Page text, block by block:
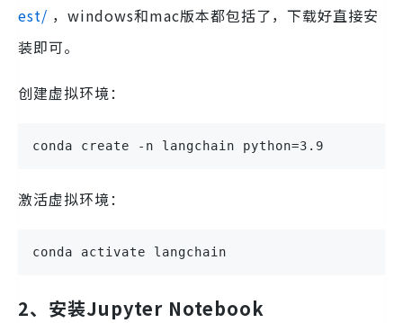
est/ ，windows和mac版本都包括了，下载好直接安
装即可。
创建虚拟环境：
conda create -n langchain python=3.9
激活虚拟环境：
conda activate langchain
2、安装Jupyter Notebook